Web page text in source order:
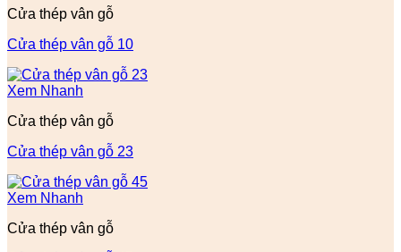
Cửa thép vân gỗ
Cửa thép vân gỗ 10
Xem Nhanh
Cửa thép vân gỗ
Cửa thép vân gỗ 23
Xem Nhanh
Cửa thép vân gỗ